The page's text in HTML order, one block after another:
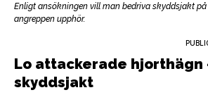
Enligt ansökningen vill man bedriva skyddsjakt
angreppen upphör.
Lo attackerade hjorthägn
skyddsjakt